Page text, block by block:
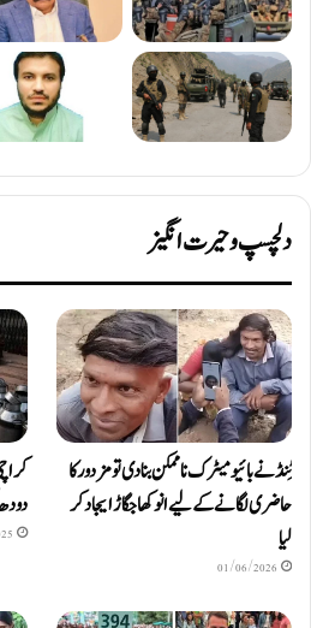
دلچسپ و حیرت انگیز
ٹِنڈ نے بائیومیٹرک ناممکن بنا دی تو مزدور کا
حاضری لگانے کے لیے انوکھا جگاڑ ایجاد کر
لیا
01/06/2026